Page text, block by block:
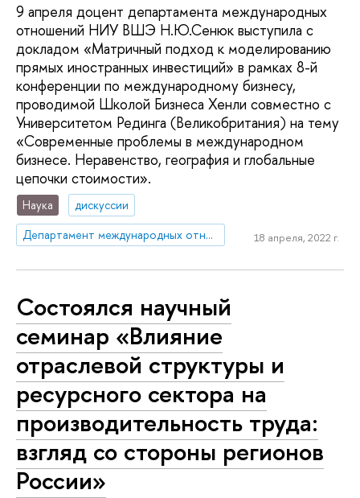
9 апреля доцент департамента международных
отношений НИУ ВШЭ Н.Ю.Сенюк выступила с
докладом «Матричный подход к моделированию
прямых иностранных инвестиций» в рамках 8-й
конференции по международному бизнесу,
проводимой Школой Бизнеса Хенли совместно с
Университетом Рединга (Великобритания) на тему
«Современные проблемы в международном
бизнесе. Неравенство, география и глобальные
цепочки стоимости».
Наука
дискуссии
Департамент международных отношений
18 апреля, 2022 г.
Состоялся научный
семинар «Влияние
отраслевой структуры и
ресурсного сектора на
производительность труда:
взгляд со стороны регионов
России»